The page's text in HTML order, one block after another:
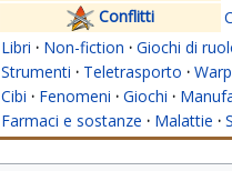
Conflitti
Libri · Non-fiction · Giochi di
Strumenti · Teletrasporto · Warp
Cibi · Fenomeni · Giochi ·
Farmaci e sostanze · Malattie ·